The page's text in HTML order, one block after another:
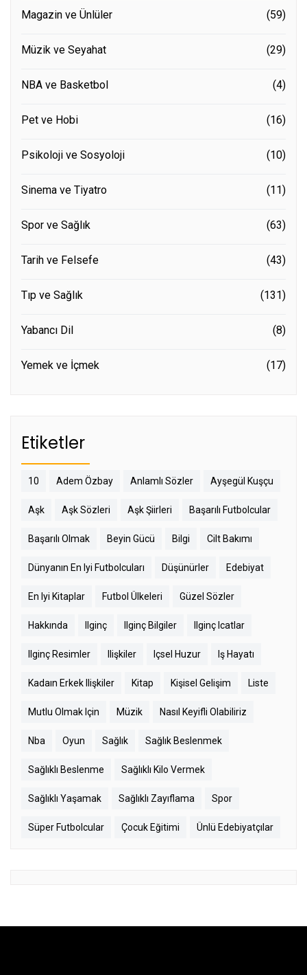
Magazin ve Ünlüler (59)
Müzik ve Seyahat (29)
NBA ve Basketbol (4)
Pet ve Hobi (16)
Psikoloji ve Sosyoloji (10)
Sinema ve Tiyatro (11)
Spor ve Sağlık (63)
Tarih ve Felsefe (43)
Tıp ve Sağlık (131)
Yabancı Dil (8)
Yemek ve İçmek (17)
Etiketler
10 Adem Özbay Anlamlı Sözler Ayşegül Kuşçu
Aşk Aşk Sözleri Aşk Şiirleri Başarılı Futbolcular
Başarılı Olmak Beyin Gücü Bilgi Cilt Bakımı
Dünyanın En Iyi Futbolcuları Düşünürler Edebiyat
En Iyi Kitaplar Futbol Ülkeleri Güzel Sözler
Hakkında Ilginç Ilginç Bilgiler Ilginç Icatlar
Ilginç Resimler Ilişkiler Içsel Huzur Iş Hayatı
Kadaın Erkek Ilişkiler Kitap Kişisel Gelişim Liste
Mutlu Olmak Için Müzik Nasıl Keyifli Olabiliriz
Nba Oyun Sağlık Sağlık Beslenmek
Sağlıklı Beslenme Sağlıklı Kilo Vermek
Sağlıklı Yaşamak Sağlıklı Zayıflama Spor
Süper Futbolcular Çocuk Eğitimi Ünlü Edebiyatçılar